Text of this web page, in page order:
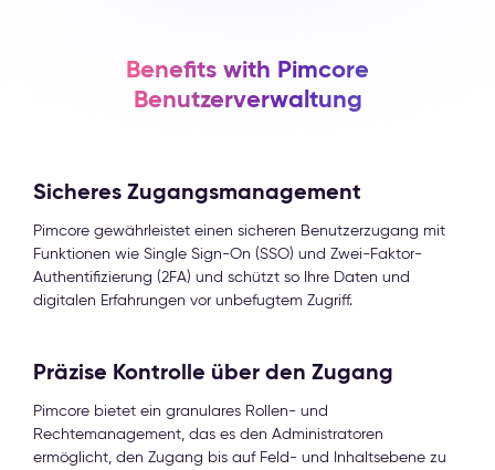
Benefits with Pimcore
Benutzerverwaltung
Sicheres Zugangsmanagement
Pimcore gewährleistet einen sicheren Benutzerzugang mit
Funktionen wie Single Sign-On (SSO) und Zwei-Faktor-
Authentifizierung (2FA) und schützt so Ihre Daten und
digitalen Erfahrungen vor unbefugtem Zugriff.
Präzise Kontrolle über den Zugang
Pimcore bietet ein granulares Rollen- und
Rechtemanagement, das es den Administratoren
ermöglicht, den Zugang bis auf Feld- und Inhaltsebene zu